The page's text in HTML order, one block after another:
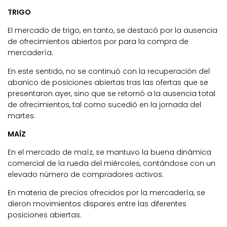
TRIGO
El mercado de trigo, en tanto, se destacó por la ausencia
de ofrecimientos abiertos por para la compra de
mercadería.
En este sentido, no se continuó con la recuperación del
abanico de posiciones abiertas tras las ofertas que se
presentaron ayer, sino que se retornó a la ausencia total
de ofrecimientos, tal como sucedió en la jornada del
martes.
MAÍZ
En el mercado de maíz, se mantuvo la buena dinámica
comercial de la rueda del miércoles, contándose con un
elevado número de compradores activos.
En materia de precios ofrecidos por la mercadería, se
dieron movimientos dispares entre las diferentes
posiciones abiertas.